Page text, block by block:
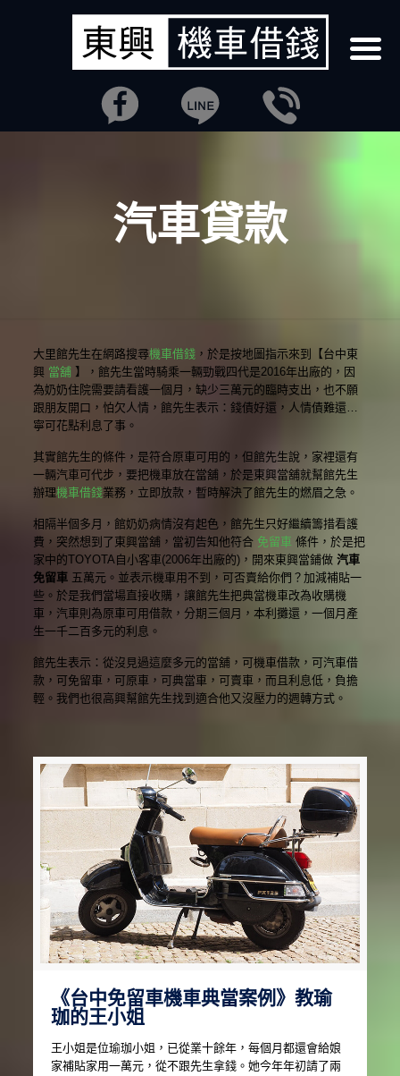
汽車貸款
大里館先生在網路搜尋機車借錢 ，於是按地圖指示來到【台中東
興 當舖 】，館先生當時騎乘一輛勁戰四代是2016年出廠的，因
為奶奶住院需要請看護一個月，缺少三萬元的臨時支出，也不願
跟朋友開口，怕欠人情，館先生表示：錢債好還，人情債難還…
寧可花點利息了事。
其實館先生的條件，是符合原車可用的，但館先生說，家裡還有
一輛汽車可代步，要把機車放在當舖，於是東興當舖就幫館先生
辦理機車借錢業務，立即放款，暫時解決了館先生的燃眉之急。
相隔半個多月，館奶奶病情沒有起色，館先生只好繼續籌措看護
費，突然想到了東興當舖，當初告知他符合 免留車條件，於是把
家中的TOYOTA自小客車(2006年出廠的)，開來東興當鋪做 汽車
免留車 五萬元。並表示機車用不到，可否賣給你們？加減補貼一
些。於是我們當場直接收購，讓館先生把典當機車改為收購機
車，汽車則為原車可用借款，分期三個月，本利攤還，一個月產
生一千二百多元的利息。
館先生表示：從沒見過這麼多元的當舖，可機車借款，可汽車借
款，可免留車，可原車，可典當車，可賣車，而且利息低，負擔
輕。我們也很高興幫館先生找到適合他又沒壓力的週轉方式。
《台中免留車機車典當案例》教瑜
珈的王小姐
王小姐是位瑜珈小姐，已從業十餘年，每個月都還會給娘
家補貼家用一萬元，從不跟先生拿錢。她今年年初請了兩